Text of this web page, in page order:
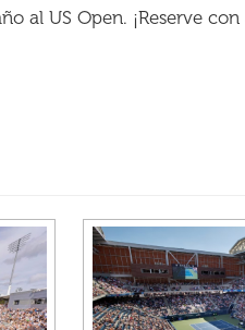
al US Open. ¡Reserve